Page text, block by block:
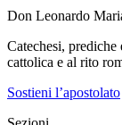
Don Leonardo
Catechesi,
cattolica e al rito
Sostieni l’apostolato